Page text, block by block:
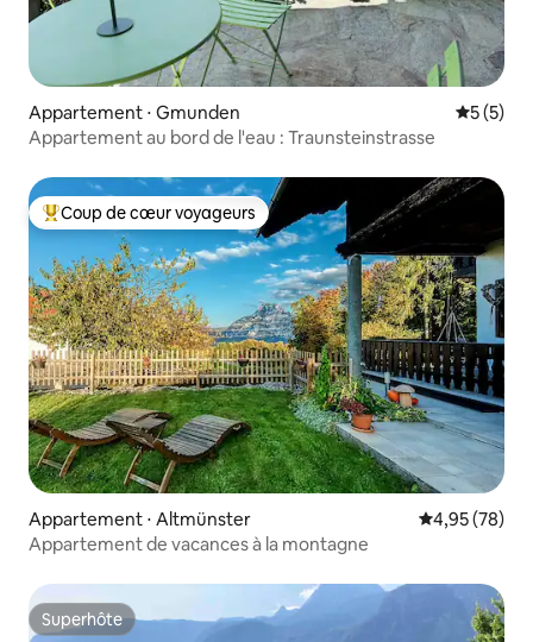
Appartement ⋅ Gmunden
5 (5)
Appartement au bord de l'eau : Traunsteinstrasse
Coups de cœur voyageurs les plus appréciés
Coup de cœur voyageurs
Appartement ⋅ Altmünster Évaluation
4,95 (78)
Appartement de vacances à la montagne
Superhôte
Superhôte